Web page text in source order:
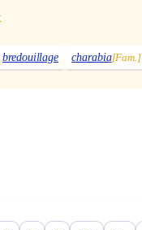
bredouillage charabia[Fam.]